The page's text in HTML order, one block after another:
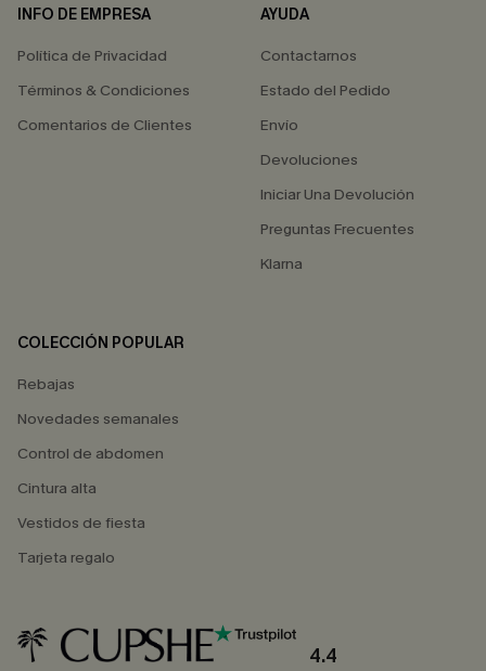
INFO DE EMPRESA
Política de Privacidad
Términos & Condiciones
Comentarios de Clientes
AYUDA
Contactarnos
Estado del Pedido
Envío
Devoluciones
Iniciar Una Devolución
Preguntas Frecuentes
Klarna
COLECCIÓN POPULAR
Rebajas
Novedades semanales
Control de abdomen
Cintura alta
Vestidos de fiesta
Tarjeta regalo
4.4